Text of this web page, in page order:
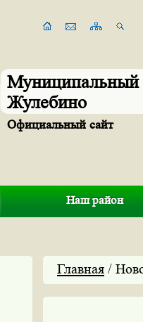
Муниципальный
Жулебино
Официальный сайт
Наш район
Главная /